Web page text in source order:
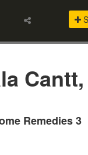
Remedies 3